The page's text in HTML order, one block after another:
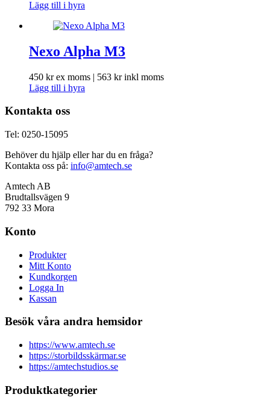
Lägg till i hyra
Nexo Alpha M3
450 krex moms | 563 krinkl moms
Lägg till i hyra
Kontakta oss
Tel: 0250-15095
Behöver du hjälp eller har du en fråga?
Kontakta oss på: info@amtech.se
Amtech AB
Brudtallsvägen 9
792 33 Mora
Konto
Produkter
Mitt Konto
Kundkorgen
Logga In
Kassan
Besök våra andra hemsidor
https://www.amtech.se
https://storbildsskärmar.se
https://amtechstudios.se
Produktkategorier